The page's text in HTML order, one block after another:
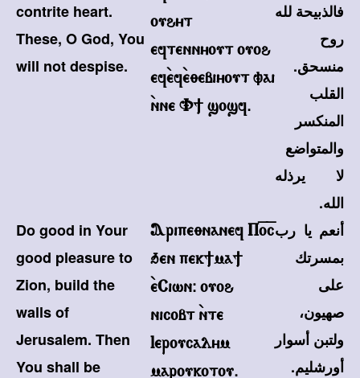
contrite heart.
These, O God, You
will not despise.
ouhyt
eftennyout ouoh
ef`ef`e;ebiyout vai
`nne V] sosf.
فالذبيحة لله
روح
منسحق.
القلب
المنكسر
والمتواضع
لا يرذله
الله.
Do good in Your
good pleasure to
Zion, build the
walls of
Jerusalem. Then
You shall be
Aripe;nanef P=o=c
qen pek]ma]
`eCiwn@ ouoh
nicobt `nte
Ieroucalym
maroukotou.
أنعم يا رب
بمسرتك
على
صهيون،
ولتبن أسوار
أورشليم.